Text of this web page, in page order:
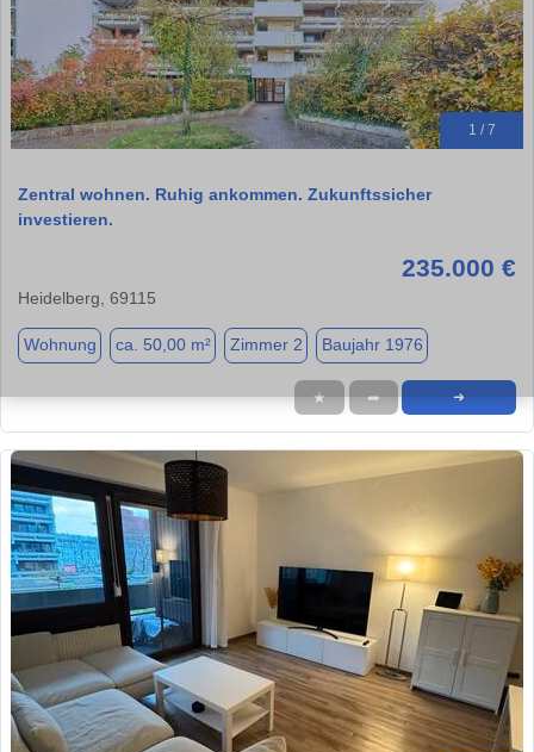
1 / 7
Zentral wohnen. Ruhig ankommen. Zukunftssicher
investieren.
235.000 €
Heidelberg, 69115
Wohnung ca. 50,00 m² Zimmer 2 Baujahr 1976
★ ➦ ➜